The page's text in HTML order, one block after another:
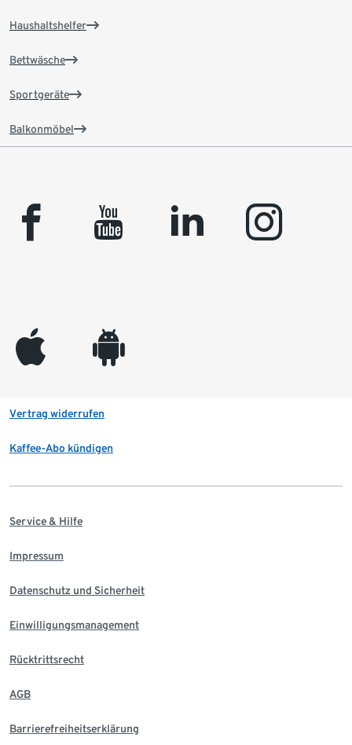
Haushaltshelfer
Bettwäsche
Sportgeräte
Balkonmöbel
facebook youtube linkedin instagram
appleinc android
Vertrag widerrufen
Kaffee-Abo kündigen
Service & Hilfe
Impressum
Datenschutz und Sicherheit
Einwilligungsmanagement
Rücktrittsrecht
AGB
Barrierefreiheitserklärung